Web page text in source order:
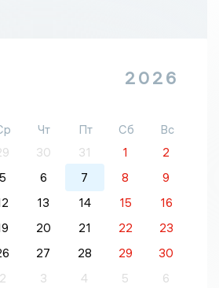
2026
Чт Пт Сб
Вс
30 31 1
2
5 6 7 8
9
13 14 15
16
20 21 22
23
27 28 29
30
2 3 4 5 6